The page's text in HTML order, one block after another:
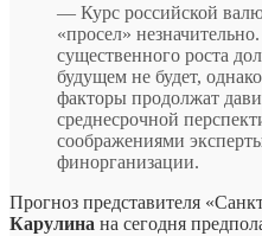
— Курс российской
«просел»
существенного роста
будущем не будет,
факторы продолжат
среднесрочной
соображениями
финорганизации.
Прогноз представителя
Карулина на сегодня